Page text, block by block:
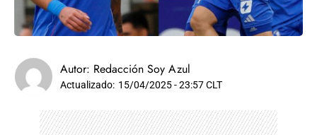
Autor: Redacción Soy Azul
Actualizado: 15/04/2025 - 23:57 CLT